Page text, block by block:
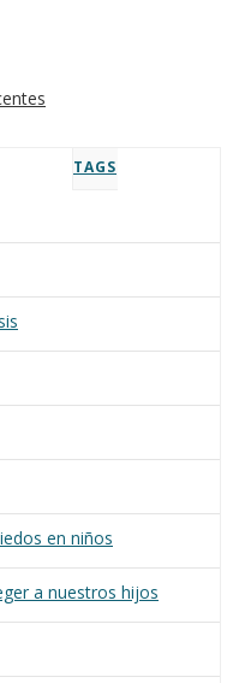
TAGS
en niños
a nuestros hijos